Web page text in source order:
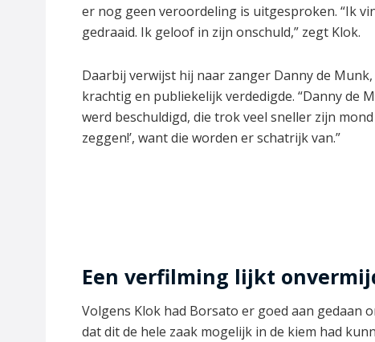
er nog geen veroordeling is uitgesproken. “Ik
gedraaid. Ik geloof in zijn onschuld,” zegt Klok.
Daarbij verwijst hij naar zanger Danny de
krachtig en publiekelijk verdedigde. “Danny de
werd beschuldigd, die trok veel sneller zijn
zeggen!’, want die worden er schatrijk van.”
Een verfilming lijkt
Volgens Klok had Borsato er goed aan gedaan
dat dit de hele zaak mogelijk in de kiem had